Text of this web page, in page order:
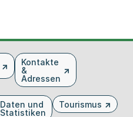
Kontakte
&
Adressen
Daten und
Statistiken
Tourismus